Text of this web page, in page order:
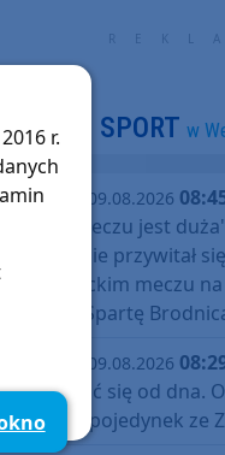
SPORT w
niedziela, 09.08.2026
po tym meczu jest
znakomicie przywitał
debiutanckim meczu
pokonał Spartę
niedziela, 09.08.2026
chce odbić się od dna.
domowy pojedynek ze
r.